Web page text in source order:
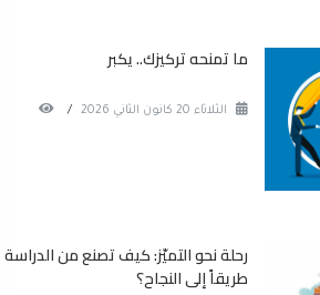
ما تمنحه تركيزك.. يكبر
الثلاثاء 20 كانون الثاني 2026 /
رحلة نحو التميّز: كيف تصنع من الدراسة
طريقاً إلى النجاح؟